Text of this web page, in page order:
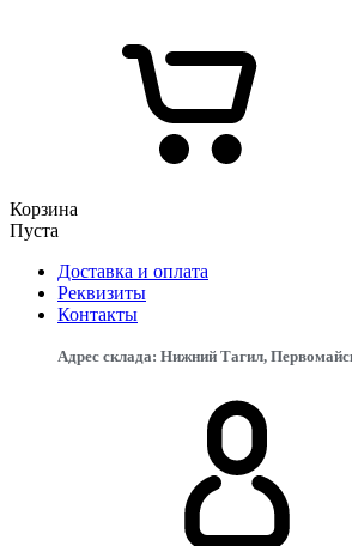
Корзина
Пуста
Доставка и оплата
Реквизиты
Контакты
Адрес склада: Нижний Тагил,